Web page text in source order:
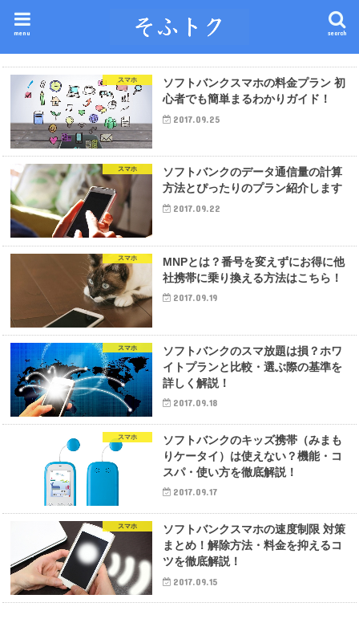
search
menu
スマホ
ソフトバンクスマホの料金プラン 初
心者でも簡単まるわかりガイド！
2017.09.25
スマホ
ソフトバンクのデータ通信量の計算
方法とぴったりのプラン紹介します
2017.09.22
スマホ
MNPとは？番号を変えずにお得に他
社携帯に乗り換える方法はこちら！
2017.09.19
スマホ
ソフトバンクのスマ放題は損？ホワ
イトプランと比較・選ぶ際の基準を
詳しく解説！
2017.09.18
スマホ
ソフトバンクのキッズ携帯（みまも
りケータイ）は使えない？機能・コ
スパ・使い方を徹底解説！
2017.09.17
スマホ
ソフトバンクスマホの速度制限 対策
まとめ！解除方法・料金を抑えるコ
ツを徹底解説！
2017.09.15